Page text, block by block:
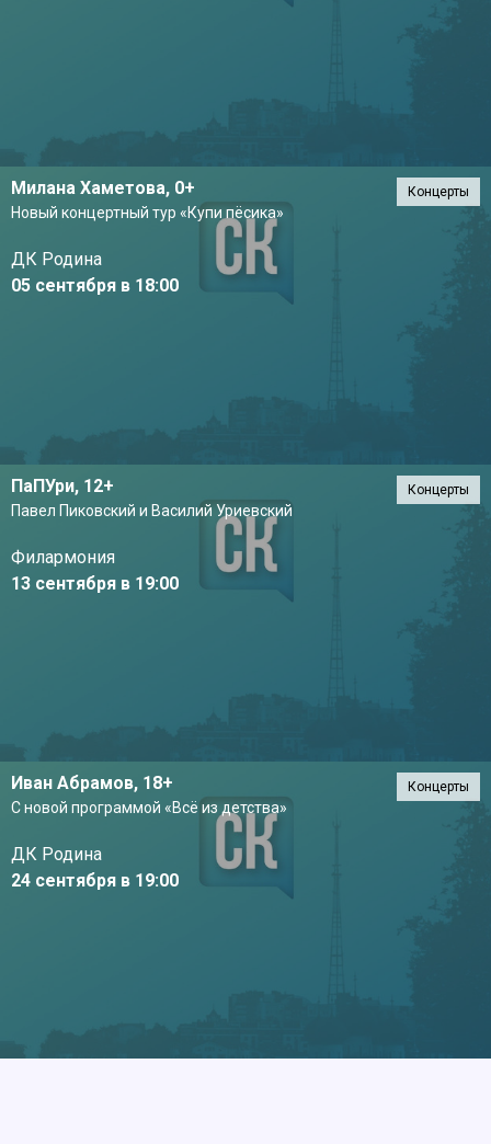
Милана Хаметова, 0+
Новый концертный тур «Купи пёсика»
ДК Родина
05 сентября в 18:00
Концерты
ПаПУри, 12+
Павел Пиковский и Василий Уриевский
Филармония
13 сентября в 19:00
Концерты
Иван Абрамов, 18+
С новой программой «Всё из детства»
ДК Родина
24 сентября в 19:00
Концерты